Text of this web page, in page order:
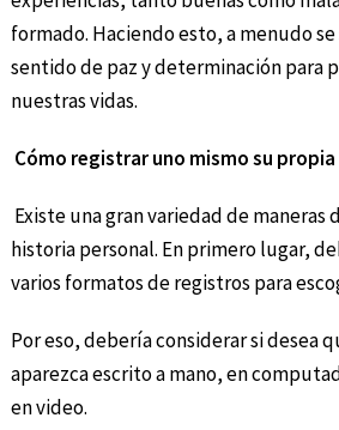
formado. Haciendo esto, a menudo
sentido de paz y determinación para
nuestras vidas.
Cómo registrar uno mismo su
Existe una gran variedad de maneras
historia personal. En primero lugar,
varios formatos de registros para
Por eso, debería considerar si desea
aparezca escrito a mano, en
en video.